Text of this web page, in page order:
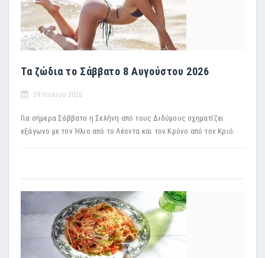
Τα ζώδια το Σάββατο 8 Αυγούστου 2026
29 Ιουλίου 2026
Για σήμερα Σάββατο η Σελήνη από τους Διδύμους σχηματίζει
εξάγωνο με τον Ήλιο από το Λέοντα και τον Κρόνο από τον Κριό.